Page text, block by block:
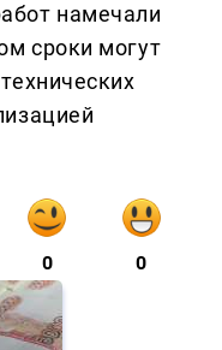
намечали
сроки могут
0 0